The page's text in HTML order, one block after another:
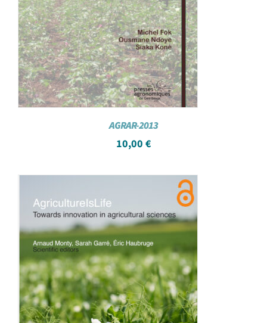
AGRAR-2013
10,00 €